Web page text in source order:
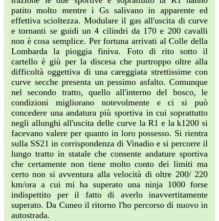
patito molto mentre i Gs salivano in apparente ed
effettiva scioltezza. Modulare il gas all'uscita di curve
e tornanti se guidi un 4 cilindri da 170 e 200 cavalli
non è cosa semplice. Per fortuna arrivati al Colle della
Lombarda la pioggia finiva. Foto di rito sotto il
cartello è giù per la discesa che purtroppo oltre alla
difficoltà oggettiva di una careggiata strettissime con
curve secche presenta un pessimo asfalto. Comunque
nel secondo tratto, quello all'interno del bosco, le
condizioni migliorano notevolmente e ci si può
concedere una andatura più sportiva in cui soprattutto
negli allunghi all'uscita delle curve la R1 e la k1200 si
facevano valere per quanto in loro possesso. Si rientra
sulla SS21 in corrispondenza di Vinadio e si percorre il
lungo tratto in statale che consente andature sportiva
che certamente non tiene molto conto dei limiti ma
certo non si avventura alla velocità di oltre 200/ 220
km/ora a cui mi ha superato una ninja 1000 forse
indispettito per il fatto di averlo inavvertitamente
superato. Da Cuneo il ritorno l'ho percorso di nuovo in
autostrada.